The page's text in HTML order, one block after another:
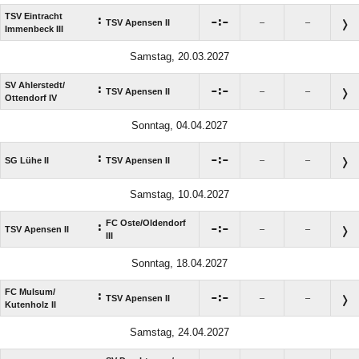
TSV Eintracht
Immenbeck III
: TSV Apensen II : – –
Samstag, 20.03.2027
SV Ahlerstedt/​
Ottendorf IV
: TSV Apensen II : – –
Sonntag, 04.04.2027
SG Lühe II : TSV Apensen II : – –
Samstag, 10.04.2027
TSV Apensen II : FC Oste/​Oldendorf
III
: – –
Sonntag, 18.04.2027
FC Mulsum/​
Kutenholz II
: TSV Apensen II : – –
Samstag, 24.04.2027